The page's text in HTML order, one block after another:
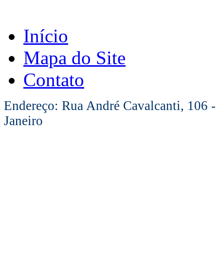
Início
Mapa do Site
Contato
Endereço: Rua André Cavalcanti, 106
Janeiro